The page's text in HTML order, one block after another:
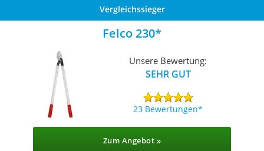
Vergleichssieger
Felco 230
Unsere Bewertung:
SEHR GUT
23 Bewertungen
Zum Angebot »